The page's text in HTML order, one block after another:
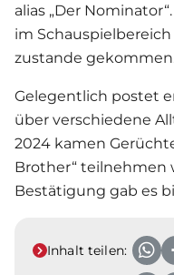
alias „Der
im
zustande
Gelegentlich postet
über verschiedene
2024 kamen
Brother“ teilnehmen
Bestätigung gab es
Inhalt teilen: